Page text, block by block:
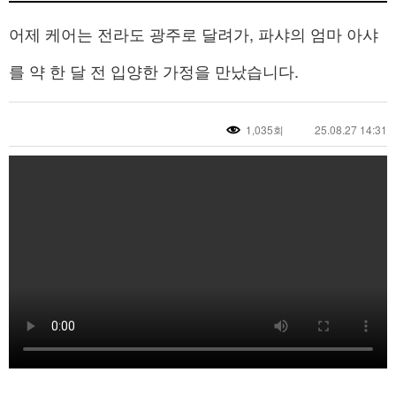
어제 케어는 전라도 광주로 달려가, 파샤의 엄마 아샤
를 약 한 달 전 입양한 가정을 만났습니다.
1,035회 25.08.27 14:31